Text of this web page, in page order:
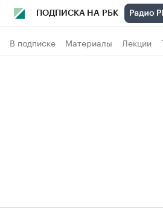
ПОДПИСКА НА РБК
В подписке Материалы Лекции